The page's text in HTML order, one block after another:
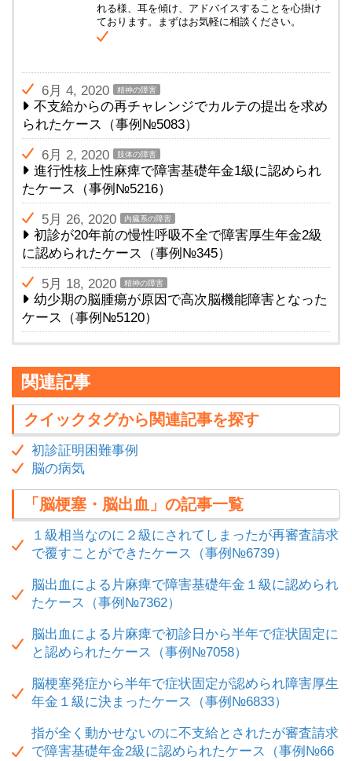
れる様、耳を傾け、アドバイスすることを心掛け
ております。まずはお気軽に相談ください。
6月 4, 2020 精神の障害
不支給からの再チャレンジでカルテの提出を求め
られたケース（事例№5083）
6月 2, 2020 肢体の障害
進行性核上性麻痺で障害基礎年金1級に認められ
たケース（事例№5216）
5月 26, 2020 内臓系の障害
初診が20年前の慢性呼吸不全で障害厚生年金2級
に認められたケース（事例№345）
5月 18, 2020 精神の障害
幼少期の脳腫瘍が原因で高次脳機能障害となった
ケース（事例№5120）
関連記事
クイックタグから関連記事を探す
初診証明困難事例
脳の病気
「脳梗塞・脳出血」の記事一覧
１級相当なのに２級にされてしまったが再審査請求
で覆すことができたケース（事例№6739）
脳出血による片麻痺で障害基礎年金１級に認められ
たケース（事例№7362）
脳出血による片麻痺で初診日から半年で症状固定に
と認められたケース（事例№7058）
脳梗塞発症から半年で症状固定が認められ障害厚生
年金１級に決まったケース（事例№6833）
指が全く動かせないのに不支給とされたが審査請求
で障害基礎年金2級に認められたケース（事例№66